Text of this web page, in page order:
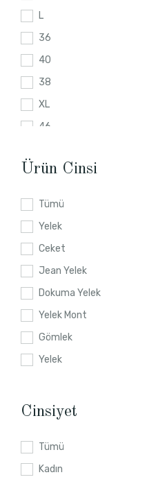
L
36
40
38
XL
46
40
Ürün Cinsi
Tümü
Yelek
Ceket
Jean Yelek
Dokuma Yelek
Yelek Mont
Gömlek
Yelek
Cinsiyet
Tümü
Kadın